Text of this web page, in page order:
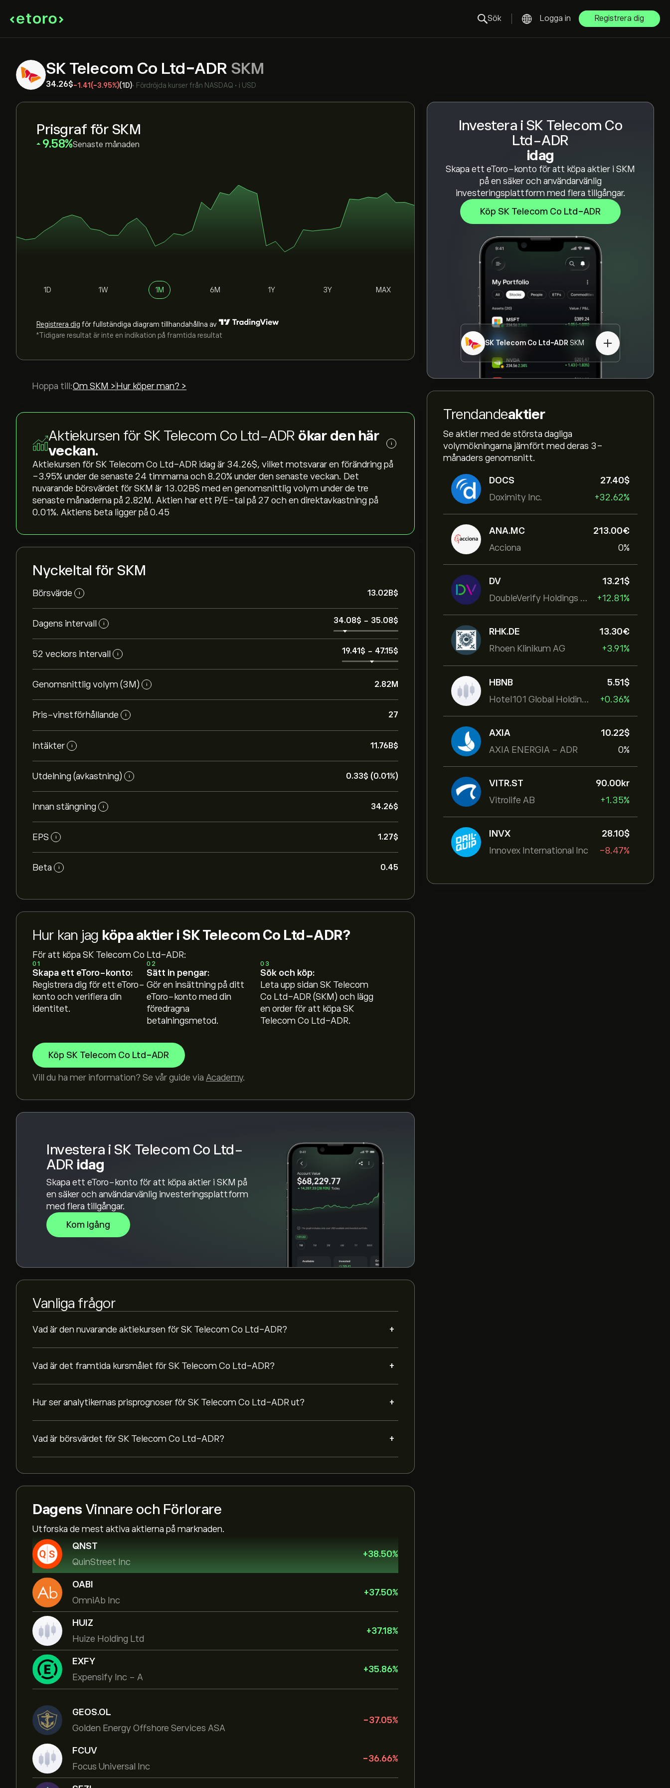
Sök Logga in Registrera dig
SK Telecom Co Ltd-ADR SKM
34.26‎$‎-1.41 (-3.95%)(1D)• Fördröjda kurser från NASDAQ • i USD
Investera i SK Telecom Co
Ltd-ADR
idag
Skapa ett eToro-konto för att köpa aktier i SKM
på en säker och användarvänlig
investeringsplattform med flera tillgångar.
Köp SK Telecom Co Ltd-ADR
SK Telecom Co Ltd-ADR SKM
Trendandeaktier
Se aktier med de största dagliga
volymökningarna jämfört med deras 3-
månaders genomsnitt.
DOCS
Doximity Inc.
27.40‎$‎
+32.62%
ANA.MC
Acciona
213.00‎€‎
0%
DV
DoubleVerify Holdings Inc
13.21‎$‎
+12.81%
RHK.DE
Rhoen Klinikum AG
13.30‎€‎
+3.91%
HBNB
Hotel101 Global Holdings Corp
5.51‎$‎
+0.36%
AXIA
AXIA ENERGIA - ADR
10.22‎$‎
0%
VITR.ST
Vitrolife AB
90.00‎kr‎
+1.35%
INVX
Innovex International Inc
28.10‎$‎
-8.47%
Prisgraf för SKM
‎9.58‎ Senaste månaden
1D 1W 1M 6M 1Y 3Y MAX
Registrera dig för fullständiga diagram tillhandahållna av
*Tidigare resultat är inte en indikation på framtida resultat
Hoppa till:Om SKM > Hur köper man? >
Aktiekursen för SK Telecom Co Ltd-ADR ökar den här
veckan.
i
Aktiekursen för SK Telecom Co Ltd-ADR idag är 34.26‎$‎, vilket motsvarar en förändring på
‎-3.95‎% under de senaste 24 timmarna och ‎8.20‎% under den senaste veckan. Det
nuvarande börsvärdet för SKM är 13.02B‎$‎ med en genomsnittlig volym under de tre
senaste månaderna på 2.82M. Aktien har ett P/E-tal på 27 och en direktavkastning på
0.01%. Aktiens beta ligger på 0.45
Nyckeltal för SKM
Börsvärde i 13.02B‎$‎
Dagens intervall i 34.08‎$‎ - 35.08‎$‎
52 veckors intervall i 19.41‎$‎ - 47.15‎$‎
Genomsnittlig volym (3M) i 2.82M
Pris-vinstförhållande i 27
Intäkter i 11.76B‎$‎
Utdelning (avkastning) i 0.33‎$‎ (0.01%)
Innan stängning i 34.26‎$‎
EPS i 1.27‎$‎
Beta i 0.45
Hur kan jag köpa aktier i SK Telecom Co Ltd-ADR?
För att köpa SK Telecom Co Ltd-ADR:
01
Skapa ett eToro-konto:
Registrera dig för ett eToro-
konto och verifiera din
identitet.
02
Sätt in pengar:
Gör en insättning på ditt
eToro-konto med din
föredragna
betalningsmetod.
03
Sök och köp:
Leta upp sidan SK Telecom
Co Ltd-ADR (SKM) och lägg
en order för att köpa SK
Telecom Co Ltd-ADR.
Köp SK Telecom Co Ltd-ADR
Vill du ha mer information? Se vår guide via Academy.
Investera i SK Telecom Co Ltd-
ADR idag
Skapa ett eToro-konto för att köpa aktier i SKM på
en säker och användarvänlig investeringsplattform
med flera tillgångar.
Kom igång
Vanliga frågor
Vad är den nuvarande aktiekursen för SK Telecom Co Ltd-ADR? +
Aktiekursen live för SKM är 34.26‎$‎.
Vad är det framtida kursmålet för SK Telecom Co Ltd-ADR? +
Det genomsnittliga kursmålet för SK Telecom Co Ltd-ADR är 34.26‎$‎.
eToro för att få detaljerade prisprognoser och kursmål från framstående aktieanalytiker.
Hur ser analytikernas prisprognoser för SK Telecom Co Ltd-ADR ut? +
Aktieanalytiker erbjuder prisprognoser för SK Telecom Co Ltd-ADR baserat på
marknadstrender, finansiella rapporter och förväntad tillväxt. Se den senaste prognosen för
Vad är börsvärdet för SK Telecom Co Ltd-ADR? +
Börsvärdet för SK Telecom Co Ltd-ADR är 13.02B‎$‎
DagensVinnare och Förlorare
Utforska de mest aktiva aktierna på marknaden.
QNST
QuinStreet Inc
+38.50%
OABI
OmniAb Inc
+37.50%
HUIZ
Huize Holding Ltd
+37.18%
EXFY
Expensify Inc - A
+35.86%
GEOS.OL
Golden Energy Offshore Services ASA
-37.05%
FCUV
Focus Universal Inc
-36.66%